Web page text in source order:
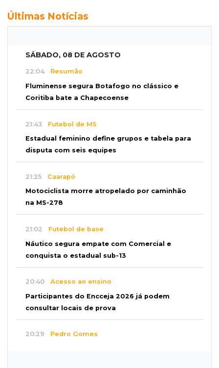
Últimas Notícias
SÁBADO, 08 DE AGOSTO
22:04 Resumão
Fluminense segura Botafogo no clássico e
Coritiba bate a Chapecoense
21:43 Futebol de MS
Estadual feminino define grupos e tabela para
disputa com seis equipes
21:25 Caarapó
Motociclista morre atropelado por caminhão
na MS-278
21:02 Futebol de base
Náutico segura empate com Comercial e
conquista o estadual sub-13
20:40 Acesso ao ensino
Participantes do Encceja 2026 já podem
consultar locais de prova
20:29 Pedro Gomes